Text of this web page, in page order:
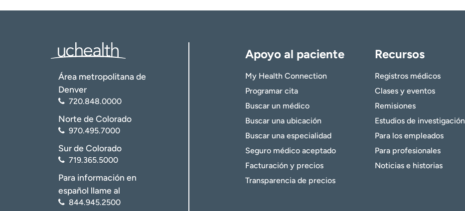
Área metropolitana de
Denver
720.848.0000
Norte de Colorado
970.495.7000
Sur de Colorado
719.365.5000
Para información en
español llame al
844.945.2500
Apoyo al paciente
My Health Connection
Programar cita
Buscar un médico
Buscar una ubicación
Buscar una especialidad
Seguro médico aceptado
Facturación y precios
Transparencia de precios
Recursos
Registros médicos
Clases y eventos
Remisiones
Estudios de investigación
Para los empleados
Para profesionales
Noticias e historias